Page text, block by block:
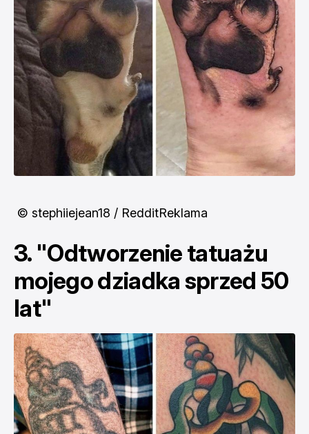
© stephiiejean18 / RedditReklama
3. "Odtworzenie tatuażu
mojego dziadka sprzed 50
lat"